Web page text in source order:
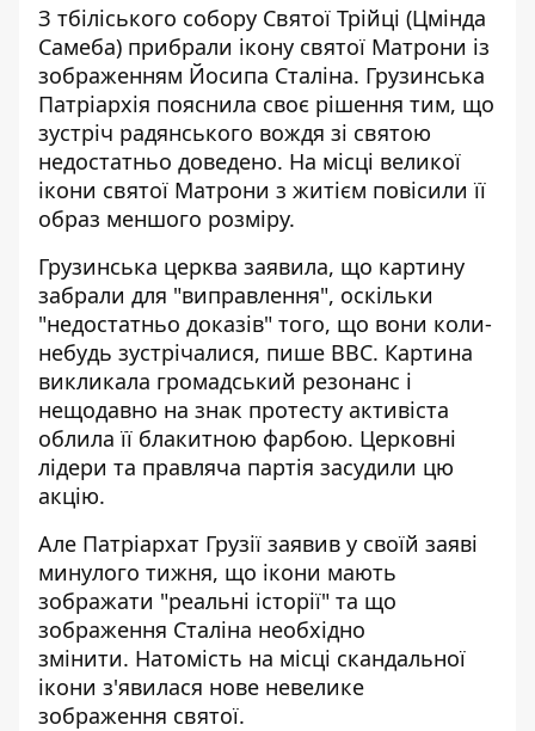
З тбіліського собору Святої Трійці (Цмінда
Самеба) прибрали ікону святої Матрони із
зображенням Йосипа Сталіна. Грузинська
Патріархія пояснила своє рішення тим, що
зустріч радянського вождя зі святою
недостатньо доведено. На місці великої
ікони святої Матрони з житієм повісили її
образ меншого розміру.
Грузинська церква заявила, що картину
забрали для "виправлення", оскільки
"недостатньо доказів" того, що вони коли-
небудь зустрічалися, пише ВВС. Картина
викликала громадський резонанс і
нещодавно на знак протесту активіста
облила її блакитною фарбою. Церковні
лідери та правляча партія засудили цю
акцію.
Але Патріархат Грузії заявив у своїй заяві
минулого тижня, що ікони мають
зображати "реальні історії" та що
зображення Сталіна необхідно
змінити. Натомість на місці скандальної
ікони з'явилася нове невелике
зображення святої.